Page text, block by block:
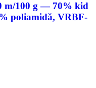
m/100 g — 70% kid
poliamidă, VRBF-